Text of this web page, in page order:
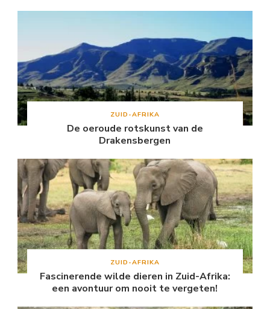
ZUID-AFRIKA
De oeroude rotskunst van de
Drakensbergen
ZUID-AFRIKA
Fascinerende wilde dieren in Zuid-Afrika:
een avontuur om nooit te vergeten!